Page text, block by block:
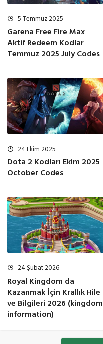
5 Temmuz 2025
Garena Free Fire Max
Aktif Redeem Kodlar
Temmuz 2025 July Codes
24 Ekim 2025
Dota 2 Kodları Ekim 2025
October Codes
24 Şubat 2026
Royal Kingdom da
Kazanmak İçin Krallık Hile
ve Bilgileri 2026 (kingdom
information)